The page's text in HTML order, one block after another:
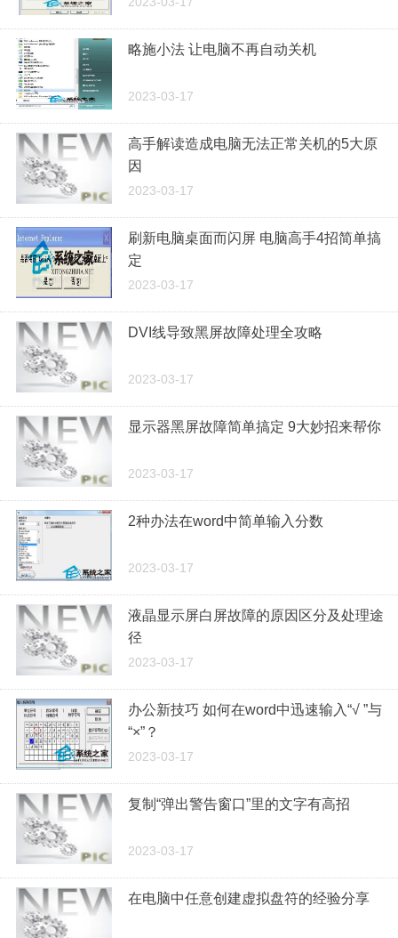
略施小法 让电脑不再自动关机
2023-03-17
高手解读造成电脑无法正常关机的5大原
因
2023-03-17
刷新电脑桌面而闪屏 电脑高手4招简单搞
定
2023-03-17
DVI线导致黑屏故障处理全攻略
2023-03-17
显示器黑屏故障简单搞定 9大妙招来帮你
2023-03-17
2种办法在word中简单输入分数
2023-03-17
液晶显示屏白屏故障的原因区分及处理途
径
2023-03-17
办公新技巧 如何在word中迅速输入“√ ”与
“×”？
2023-03-17
复制“弹出警告窗口”里的文字有高招
2023-03-17
在电脑中任意创建虚拟盘符的经验分享